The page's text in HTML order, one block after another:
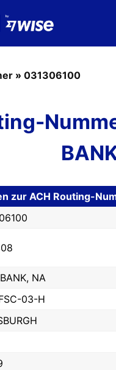
» 031306100
zur ACH Routing-
NA
03-H